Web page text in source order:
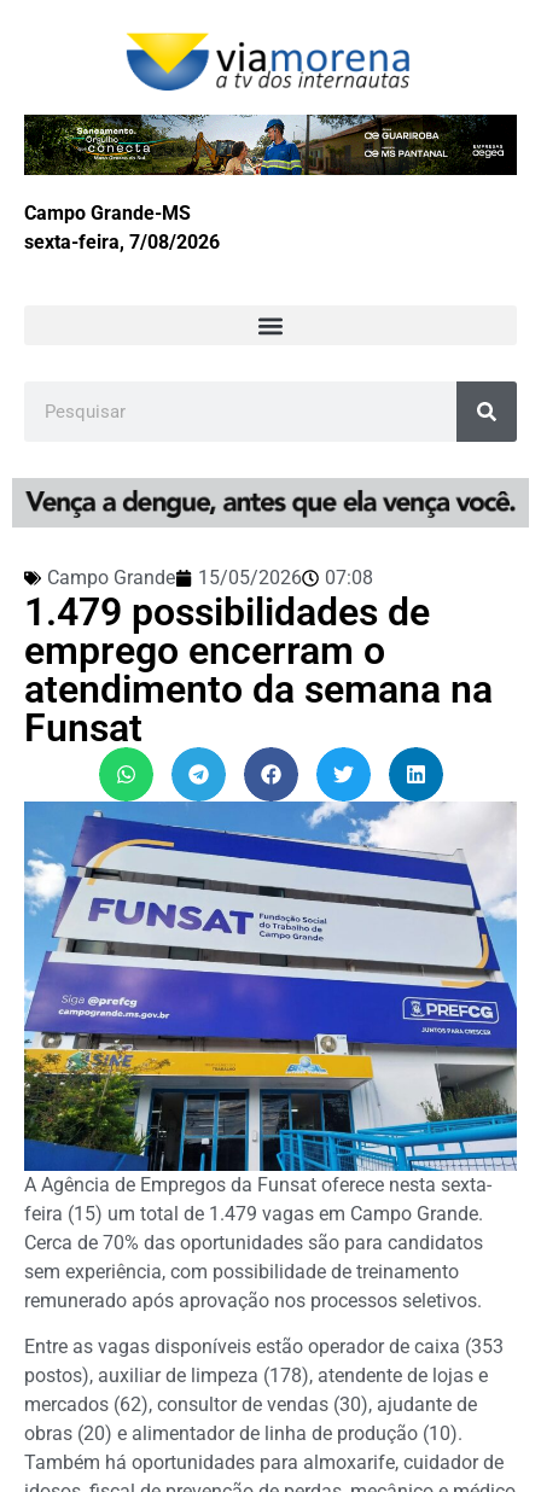
Campo Grande-MS
sexta-feira, 7/08/2026
Campo Grande 15/05/2026 07:08
1.479 possibilidades de
emprego encerram o
atendimento da semana na
Funsat
A Agência de Empregos da Funsat oferece nesta sexta-
feira (15) um total de 1.479 vagas em Campo Grande.
Cerca de 70% das oportunidades são para candidatos
sem experiência, com possibilidade de treinamento
remunerado após aprovação nos processos seletivos.
Entre as vagas disponíveis estão operador de caixa (353
postos), auxiliar de limpeza (178), atendente de lojas e
mercados (62), consultor de vendas (30), ajudante de
obras (20) e alimentador de linha de produção (10).
Também há oportunidades para almoxarife, cuidador de